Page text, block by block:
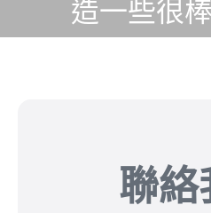
造一些很
聯絡